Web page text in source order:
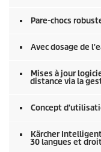
Pare-chocs
Avec dosage de
Mises à jour
distance via la
Concept
Kärcher
30 langues et